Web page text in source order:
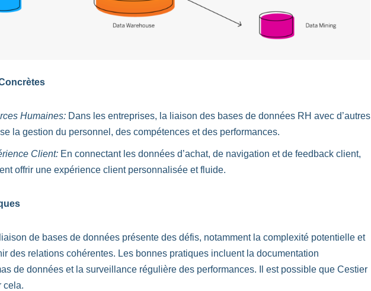
Humaines:Dans les entreprises, la liaison des bases de données RH avec d’autres
la gestion du personnel, des compétences et des performances.
Client:En connectant les données d’achat, de navigation et de feedback client,
offrir une expérience client personnalisée et fluide.
de bases de données présente des défis, notamment la complexité potentielle et
des relations cohérentes. Les bonnes pratiques incluent la documentation
de données et la surveillance régulière des performances. Il est possible que Cestier
cela.